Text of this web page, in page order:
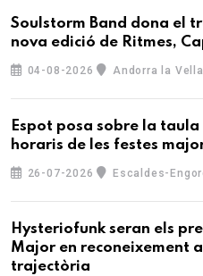
Soulstorm Band dona el
nova edició de Ritmes,
04-08-2026 Andorra la Vella
Espot posa sobre la
horaris de les festes
26-07-2026 Escaldes-
Hysteriofunk seran els
Major en reconeixement
trajectòria